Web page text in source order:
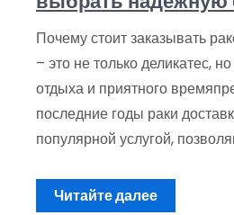
Почему стоит заказывать
– это не только деликатес,
отдыха и приятного
последние годы раки
популярной услугой,
Читайте далее